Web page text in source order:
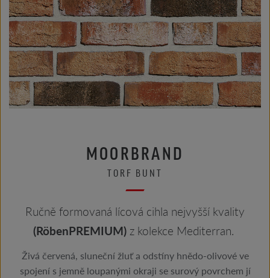
MOORBRAND
TORF BUNT
Ručně formovaná lícová cihla nejvyšší kvality
(RöbenPREMIUM)z kolekce Mediterran.
Živá červená, sluneční žluť a odstíny hnědo-olivové ve
spojení s jemně loupanými okraji se surový povrchem jí